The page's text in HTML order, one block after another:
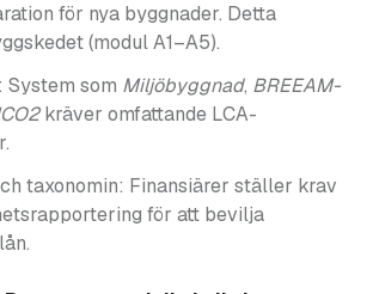
för nya byggnader. Detta
(modul A1–A5).
System som Miljöbyggnad, BREEAM-
kräver omfattande LCA-
taxonomin: Finansiärer ställer krav
för att bevilja